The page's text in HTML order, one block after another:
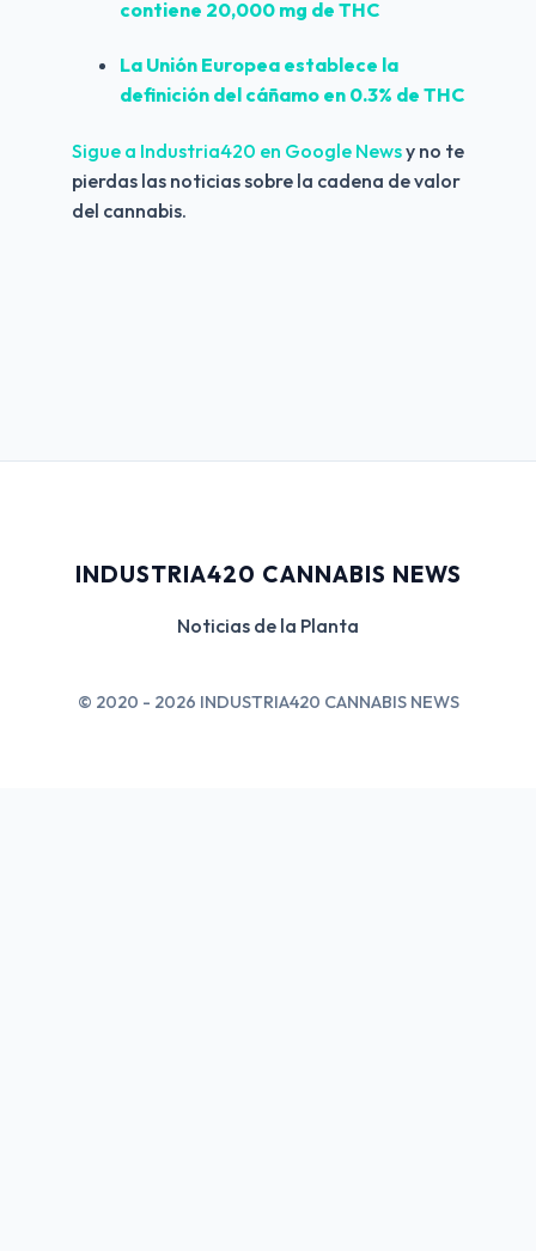
contiene 20,000 mg de THC
La Unión Europea establece la
definición del cáñamo en 0.3% de THC
Sigue a Industria420 en Google News y no te
pierdas las noticias sobre la cadena de valor
del cannabis.
INDUSTRIA420 CANNABIS NEWS
Noticias de la Planta
© 2020 - 2026 INDUSTRIA420 CANNABIS NEWS